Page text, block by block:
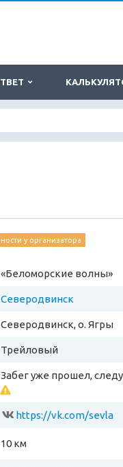
у организатора
«Беломорские волны»
Северодвинск
Северодвинск, о. Ягры
Трейловый
Забег уже прошел,
https://vk.com/sevla
10 км